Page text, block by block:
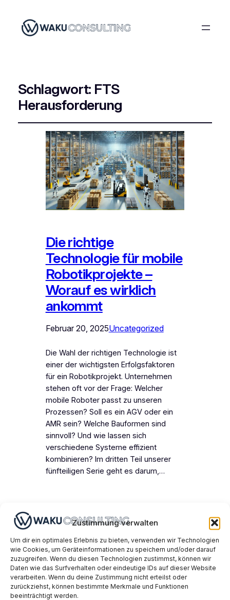
Zustimmung verwalten
Um dir ein optimales Erlebnis zu bieten, verwenden wir Technologien
wie Cookies, um Geräteinformationen zu speichern und/oder darauf
zuzugreifen. Wenn du diesen Technologien zustimmst, können wir
Daten wie das Surfverhalten oder eindeutige IDs auf dieser Website
verarbeiten. Wenn du deine Zustimmung nicht erteilst oder
zurückziehst, können bestimmte Merkmale und Funktionen
beeinträchtigt werden.
Schlagwort: FTS
Herausforderung
Die richtige
Technologie für mobile
Robotikprojekte –
Worauf es wirklich
ankommt
Februar 20, 2025Uncategorized
Die Wahl der richtigen Technologie ist
einer der wichtigsten Erfolgsfaktoren
für ein Robotikprojekt. Unternehmen
stehen oft vor der Frage: Welcher
mobile Roboter passt zu unseren
Prozessen? Soll es ein AGV oder ein
AMR sein? Welche Bauformen sind
sinnvoll? Und wie lassen sich
verschiedene Systeme effizient
kombinieren? Im dritten Teil unserer
fünfteiligen Serie geht es darum,…